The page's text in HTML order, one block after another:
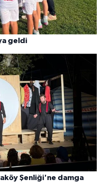
geldi
Şenliği'ne damga